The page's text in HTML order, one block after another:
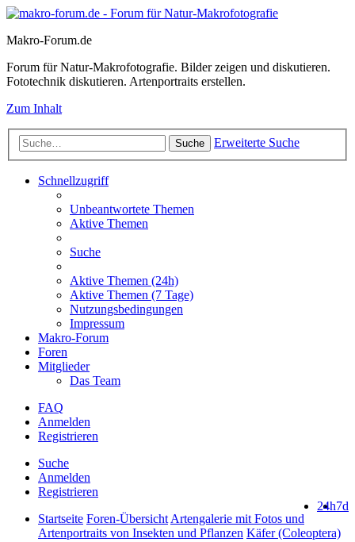
Makro-Forum.de
Forum für Natur-Makrofotografie. Bilder zeigen und diskutieren.
Fototechnik diskutieren. Artenportraits erstellen.
Zum Inhalt
Suche Erweiterte Suche
Schnellzugriff
Unbeantwortete Themen
Aktive Themen
Suche
Aktive Themen (24h)
Aktive Themen (7 Tage)
Nutzungsbedingungen
Impressum
Makro-Forum
Foren
Mitglieder
Das Team
FAQ
Anmelden
Registrieren
Suche
Anmelden
Registrieren
7d
24h
Startseite Foren-Übersicht Artengalerie mit Fotos und
Artenportraits von Insekten und Pflanzen Käfer (Coleoptera)